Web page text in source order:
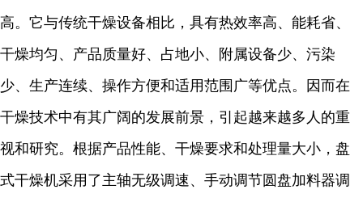
高。它与传统干燥设备相比，具有热效率高、能耗省、
干燥均匀、产品质量好、占地小、附属设备少、污染
少、生产连续、操作方便和适用范围广等优点。因而在
干燥技术中有其广阔的发展前景，引起越来越多人的重
视和研究。根据产品性能、干燥要求和处理量大小，盘
式干燥机采用了主轴无级调速、手动调节圆盘加料器调